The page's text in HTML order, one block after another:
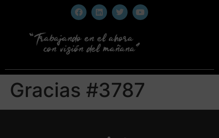
Gracias #3787